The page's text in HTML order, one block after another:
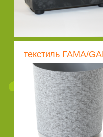
текстиль ГАМА/